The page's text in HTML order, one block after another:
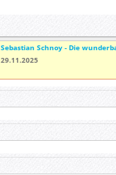
Sebastian Schnoy - Die
29.11.2025